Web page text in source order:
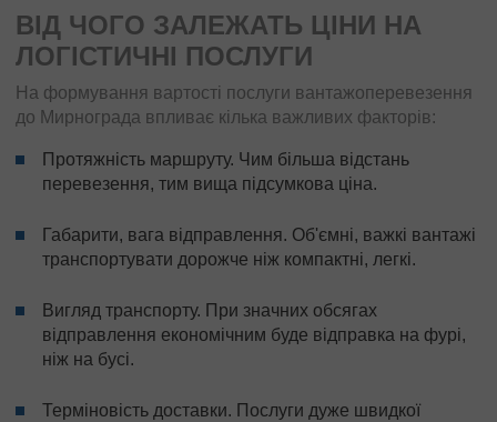
ВІД ЧОГО ЗАЛЕЖАТЬ ЦІНИ НА
ЛОГІСТИЧНІ ПОСЛУГИ
На формування вартості послуги вантажоперевезення
до Мирнограда впливає кілька важливих факторів:
Протяжність маршруту. Чим більша відстань
перевезення, тим вища підсумкова ціна.
Габарити, вага відправлення. Об'ємні, важкі вантажі
транспортувати дорожче ніж компактні, легкі.
Вигляд транспорту. При значних обсягах
відправлення економічним буде відправка на фурі,
ніж на бусі.
Терміновість доставки. Послуги дуже швидкої